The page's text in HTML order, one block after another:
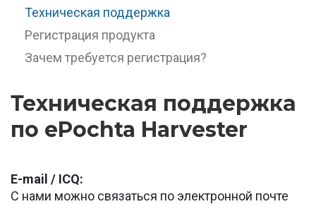
Техническая поддержка
Регистрация продукта
Зачем требуется регистрация?
Техническая поддержка
по ePochta Harvester
E-mail / ICQ:
С нами можно связаться по электронной почте